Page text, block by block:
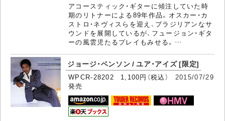
アコースティック・ギターに傾注していた時
期のリトナーによる89年作品。オスカー・カ
ストロ・ネヴィスらを迎え、ブラジリアンなサ
ウンドを展開しているが、フュージョン・ギタ
ーの風雲児たるプレイもみせる。…
ジョージ・ベンソン / ユア・アイズ [限定]
WPCR-28202 1,100円（税込） 2015/07/29
発売